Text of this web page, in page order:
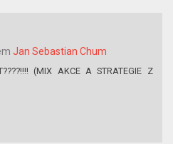
Jan Sebastian Chum
(MIX AKCE A STRATEGIE Z